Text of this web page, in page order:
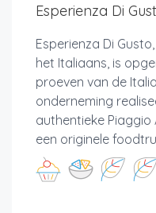
Esperienza Di
Esperienza Di
het Italiaans, is
proeven van de
onderneming
authentieke
een originele